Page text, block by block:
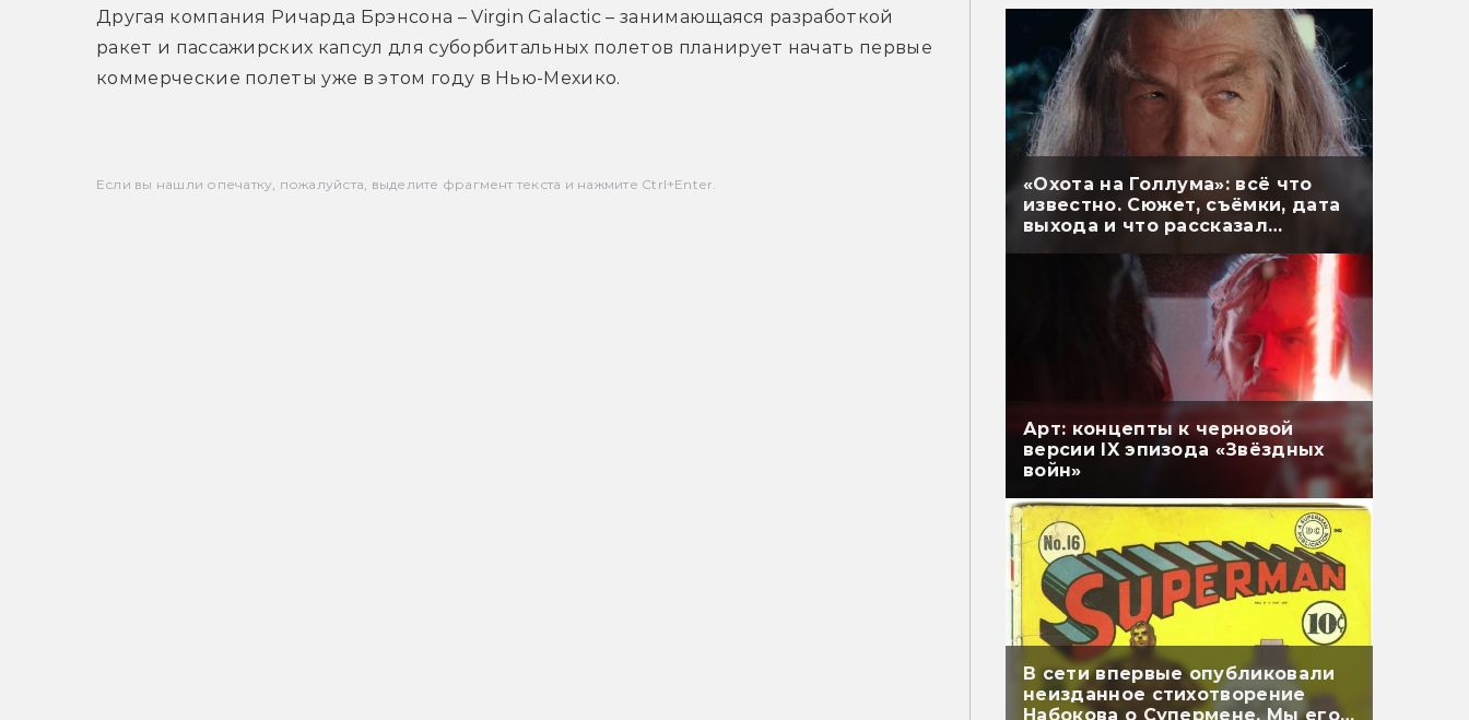
Другая компания Ричарда Брэнсона – Virgin Galactic – занимающаяся разработкой
ракет и пассажирских капсул для суборбитальных полетов планирует начать первые
коммерческие полеты уже в этом году в Нью-Мехико.
Если вы нашли опечатку, пожалуйста, выделите фрагмент текста и нажмите Ctrl+Enter.
«Охота на Голлума»: всё что
известно. Сюжет, съёмки, дата
выхода и что рассказал
Арт: концепты к черновой
версии IX эпизода «Звёздных
войн»
В сети впервые опубликовали
неизданное стихотворение
Набокова о Супермене. Мы его